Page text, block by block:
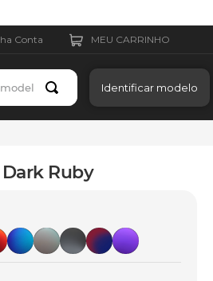
Conta
do modelo
Identificar modelo
Ruby